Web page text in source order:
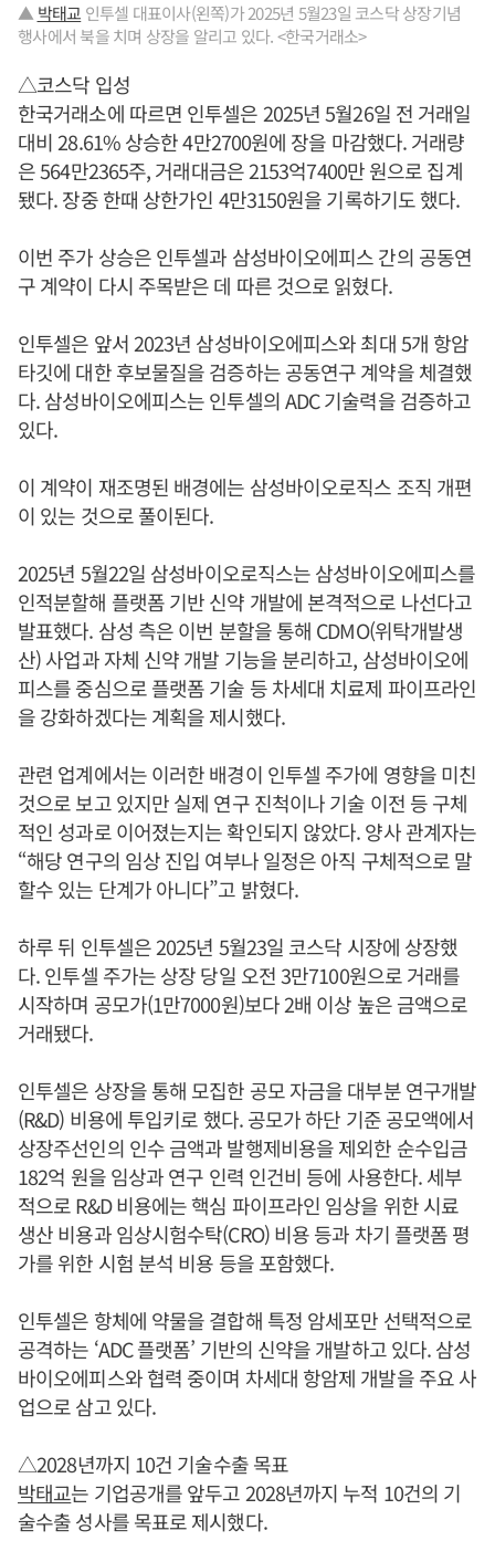
▲ 박태교 인투셀 대표이사(왼쪽)가 2025년 5월23일 코스닥 상장기념
행사에서 북을 치며 상장을 알리고 있다. <한국거래소>
△코스닥 입성
한국거래소에 따르면 인투셀은 2025년 5월26일 전 거래일
대비 28.61% 상승한 4만2700원에 장을 마감했다. 거래량
은 564만2365주, 거래대금은 2153억7400만 원으로 집계
됐다. 장중 한때 상한가인 4만3150원을 기록하기도 했다.
이번 주가 상승은 인투셀과 삼성바이오에피스 간의 공동연
구 계약이 다시 주목받은 데 따른 것으로 읽혔다.
인투셀은 앞서 2023년 삼성바이오에피스와 최대 5개 항암
타깃에 대한 후보물질을 검증하는 공동연구 계약을 체결했
다. 삼성바이오에피스는 인투셀의 ADC 기술력을 검증하고
있다.
이 계약이 재조명된 배경에는 삼성바이오로직스 조직 개편
이 있는 것으로 풀이된다.
2025년 5월22일 삼성바이오로직스는 삼성바이오에피스를
인적분할해 플랫폼 기반 신약 개발에 본격적으로 나선다고
발표했다. 삼성 측은 이번 분할을 통해 CDMO(위탁개발생
산) 사업과 자체 신약 개발 기능을 분리하고, 삼성바이오에
피스를 중심으로 플랫폼 기술 등 차세대 치료제 파이프라인
을 강화하겠다는 계획을 제시했다.
관련 업계에서는 이러한 배경이 인투셀 주가에 영향을 미친
것으로 보고 있지만 실제 연구 진척이나 기술 이전 등 구체
적인 성과로 이어졌는지는 확인되지 않았다. 양사 관계자는
“해당 연구의 임상 진입 여부나 일정은 아직 구체적으로 말
할수 있는 단계가 아니다”고 밝혔다.
하루 뒤 인투셀은 2025년 5월23일 코스닥 시장에 상장했
다. 인투셀 주가는 상장 당일 오전 3만7100원으로 거래를
시작하며 공모가(1만7000원)보다 2배 이상 높은 금액으로
거래됐다.
인투셀은 상장을 통해 모집한 공모 자금을 대부분 연구개발
(R&D) 비용에 투입키로 했다. 공모가 하단 기준 공모액에서
상장주선인의 인수 금액과 발행제비용을 제외한 순수입금
182억 원을 임상과 연구 인력 인건비 등에 사용한다. 세부
적으로 R&D 비용에는 핵심 파이프라인 임상을 위한 시료
생산 비용과 임상시험수탁(CRO) 비용 등과 차기 플랫폼 평
가를 위한 시험 분석 비용 등을 포함했다.
인투셀은 항체에 약물을 결합해 특정 암세포만 선택적으로
공격하는 ‘ADC 플랫폼’ 기반의 신약을 개발하고 있다. 삼성
바이오에피스와 협력 중이며 차세대 항암제 개발을 주요 사
업으로 삼고 있다.
△2028년까지 10건 기술수출 목표
박태교는 기업공개를 앞두고 2028년까지 누적 10건의 기
술수출 성사를 목표로 제시했다.